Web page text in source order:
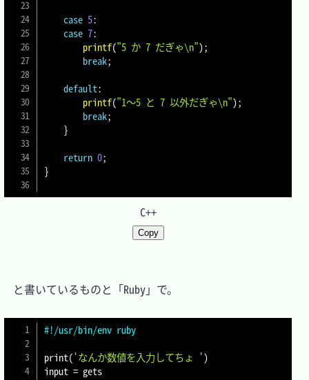
case 5:
case 7:
printf("5 か 7 だぎゃ\n");
break;
default:
printf("1～5 と 7 以外だぎゃ\n");
break;
}
return 0;
}
C++
Copy
と書いているものと「Ruby」で。
#!/usr/bin/env ruby
print('なんか数値を入力してちょ ')
input = gets